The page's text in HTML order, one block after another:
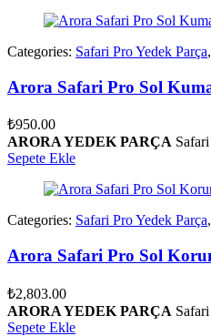
Categories: Safari Pro Yedek Parça,
Arora Safari Pro Sol
₺950.00
ARORA YEDEK PARÇA
Sepete Ekle
Categories: Safari Pro Yedek Parça,
Arora Safari Pro Sol
₺2,803.00
ARORA YEDEK PARÇA
Sepete Ekle